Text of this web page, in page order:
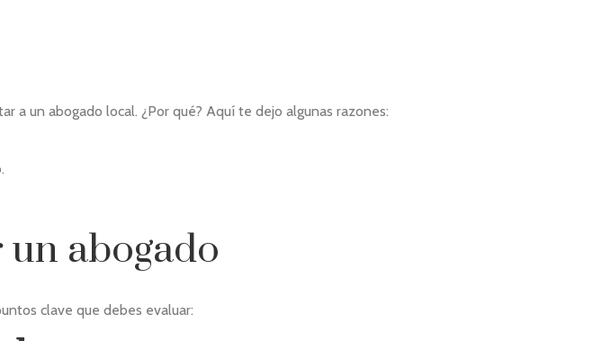
a un abogado local. ¿Por qué? Aquí te dejo algunas razones:
abogado
clave que debes evaluar: